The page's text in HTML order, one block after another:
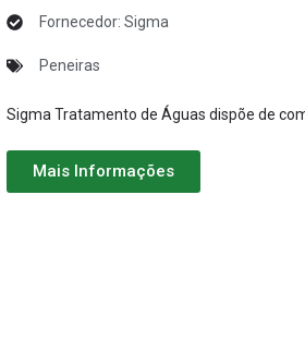
Fornecedor: Sigma
Peneiras
Sigma Tratamento de Águas dispõe de
Mais Informações